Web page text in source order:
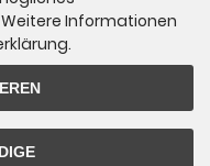
Informationen